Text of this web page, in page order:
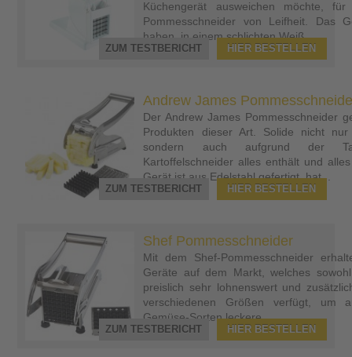
Küchengerät ausweichen möchte,
Pommesschneider von Leifheit. Das
haben, in einem schlichten Weiß...
ZUM TESTBERICHT HIER BESTELLEN
Andrew James
Der Andrew James Pommesschneider
Produkten dieser Art. Solide nicht
sondern auch aufgrund der
Kartoffelschneider alles enthält und
Gerät ist aus Edelstahl gefertigt, hat...
ZUM TESTBERICHT HIER BESTELLEN
Shef Pommesschneider
Mit dem Shef-Pommesschneider
Geräte auf dem Markt, welches
preislich sehr lohnenswert und
verschiedenen Größen verfügt, um
Gemüse-Sorten leckere...
ZUM TESTBERICHT HIER BESTELLEN